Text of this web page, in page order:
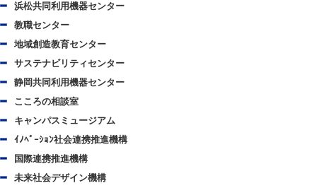
浜松共同利用機器センター
教職センター
地域創造教育センター
サステナビリティセンター
静岡共同利用機器センター
こころの相談室
キャンパスミュージアム
ｲﾉﾍﾞｰｼｮﾝ社会連携推進機構
国際連携推進機構
未来社会デザイン機構